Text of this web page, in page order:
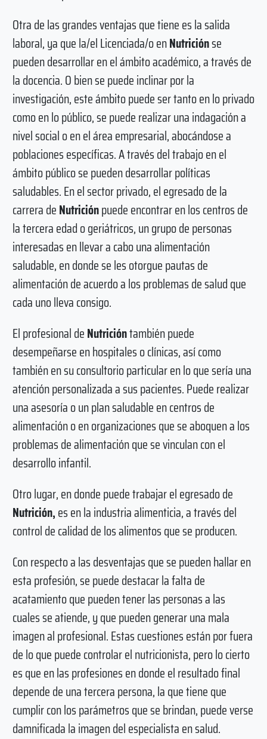
Otra de las grandes ventajas que tiene es la salida
laboral, ya que la/el Licenciada/o enNutriciónse
pueden desarrollar en el ámbito académico, a través de
la docencia. O bien se puede inclinar por la
investigación, este ámbito puede ser tanto en lo privado
como en lo público, se puede realizar una indagación a
nivel social o en el área empresarial, abocándose a
poblaciones específicas. A través del trabajo en el
ámbito público se pueden desarrollar políticas
saludables. En el sector privado, el egresado de la
carrera deNutriciónpuede encontrar en los centros de
la tercera edad o geriátricos, un grupo de personas
interesadas en llevar a cabo una alimentación
saludable, en donde se les otorgue pautas de
alimentación de acuerdo a los problemas de salud que
cada uno lleva consigo.
El profesional deNutricióntambién puede
desempeñarse en hospitales o clínicas, así como
también en su consultorio particular en lo que sería una
atención personalizada a sus pacientes. Puede realizar
una asesoría o un plan saludable en centros de
alimentación o en organizaciones que se aboquen a los
problemas de alimentación que se vinculan con el
desarrollo infantil.
Otro lugar, en donde puede trabajar el egresado de
Nutrición,es en la industria alimenticia, a través del
control de calidad de los alimentos que se producen.
Con respecto a las desventajas que se pueden hallar en
esta profesión, se puede destacar la falta de
acatamiento que pueden tener las personas a las
cuales se atiende, y que pueden generar una mala
imagen al profesional. Estas cuestiones están por fuera
de lo que puede controlar el nutricionista, pero lo cierto
es que en las profesiones en donde el resultado final
depende de una tercera persona, la que tiene que
cumplir con los parámetros que se brindan, puede verse
damnificada la imagen del especialista en salud.